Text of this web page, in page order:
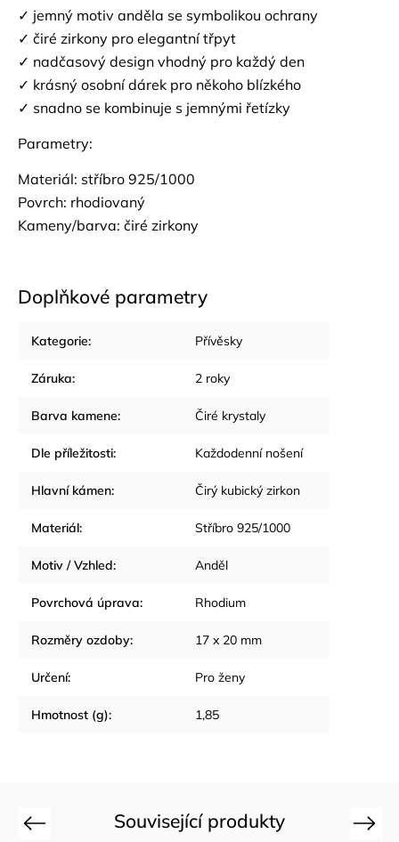
✓ jemný motiv anděla se symbolikou ochrany
✓ čiré zirkony pro elegantní třpyt
✓ nadčasový design vhodný pro každý den
✓ krásný osobní dárek pro někoho blízkého
✓ snadno se kombinuje s jemnými řetízky
Parametry:
Materiál: stříbro 925/1000
Povrch: rhodiovaný
Kameny/barva: čiré zirkony
Doplňkové parametry
Kategorie: Přívěsky
Záruka: 2 roky
Barva kamene: Čiré krystaly
Dle příležitosti: Každodenní nošení
Hlavní kámen: Čirý kubický zirkon
Materiál: Stříbro 925/1000
Motiv / Vzhled: Anděl
Povrchová úprava: Rhodium
Rozměry ozdoby: 17 x 20 mm
Určení: Pro ženy
Hmotnost (g): 1,85
Související produkty
Previous Next